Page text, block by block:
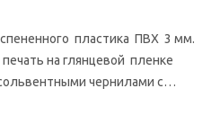
пластика ПВХ 3 мм.
на глянцевой пленке
чернилами с